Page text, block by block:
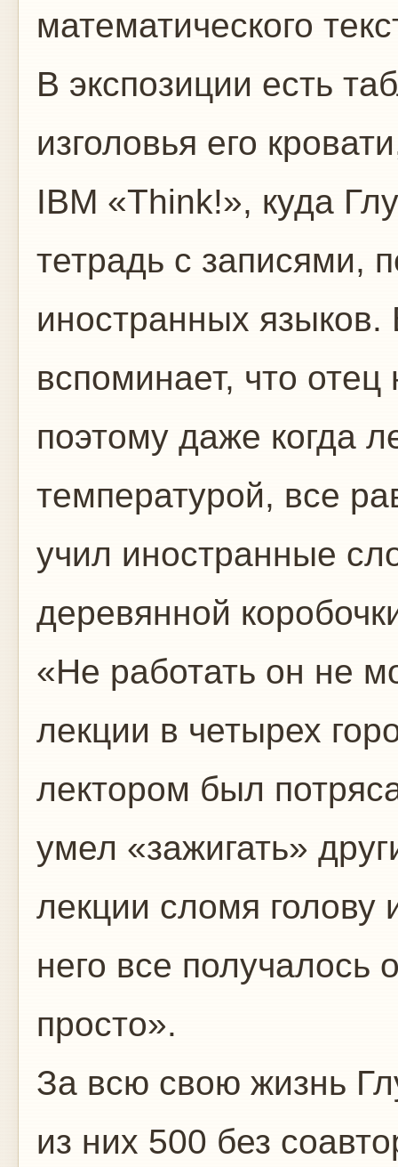
математического
В экспозиции есть
изголовья его
IBM «Think!», куда
тетрадь с записями,
иностранных
вспоминает, что
поэтому даже когда
температурой, все
учил иностранные
деревянной
«Не работать он не
лекции в четырех
лектором был
умел «зажигать»
лекции сломя голову
него все получалось
просто».
За всю свою жизнь
из них 500 без